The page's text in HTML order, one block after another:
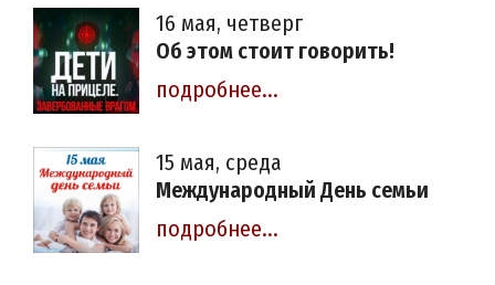
16 мая, четверг
Об этом стоит говорить!
подробнее...
15 мая, среда
Международный День семьи
подробнее...